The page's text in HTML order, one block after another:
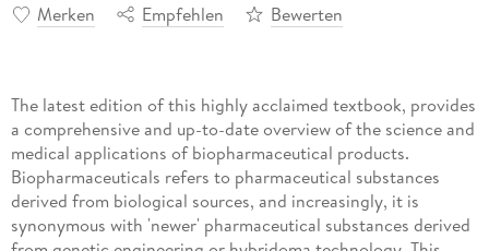
Merken Empfehlen Bewerten
The latest edition of this highly acclaimed textbook, provides
a comprehensive and up-to-date overview of the science and
medical applications of biopharmaceutical products.
Biopharmaceuticals refers to pharmaceutical substances
derived from biological sources, and increasingly, it is
synonymous with 'newer' pharmaceutical substances derived